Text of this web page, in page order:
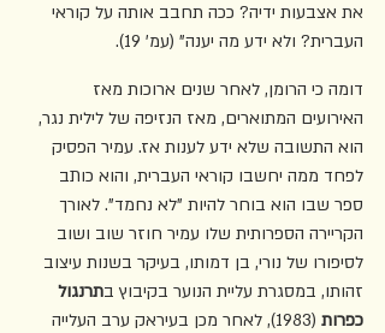
את אצבעות ידיה? ככה תחבב אותה על קוראי
העברית? ולא ידע מה יענה" (עמ' 19).
דומה כי הרומן, לאחר שנים ארוכות מאז
האירועים המתוארים, מאז הנזיפה של לילית נגר,
הוא התשובה שלא ידע לענות אז. עמיר הפסיק
לפחד ממה יחשבו קוראי העברית, והוא כותב
ספר שבו הוא בוחר להיות "לא נחמד". לאורך
הקריירה הספרותית שלו עמיר חוזר שוב ושוב
לסיפורו של נורי, בן דמותו, בעיקר בשנות עיצוב
זהותו, במסגרת עליית הנוער בקיבוץ בתרנגול
כפרות
(1983), לאחר מכן בעיראק ערב העלייה